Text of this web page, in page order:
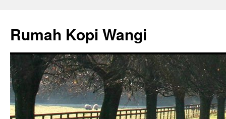
Rumah Kopi Wangi